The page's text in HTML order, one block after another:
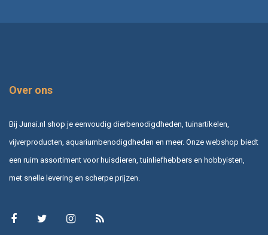
Over ons
Bij Junai.nl shop je eenvoudig dierbenodigdheden, tuinartikelen,
vijverproducten, aquariumbenodigdheden en meer. Onze webshop biedt
een ruim assortiment voor huisdieren, tuinliefhebbers en hobbyisten,
met snelle levering en scherpe prijzen.